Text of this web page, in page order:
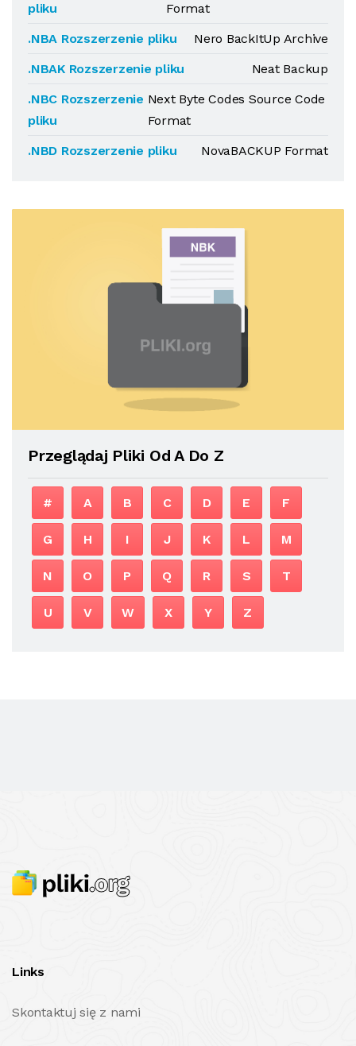
pliku
Format
.NBA Rozszerzenie pliku
Nero BackItUp Archive
.NBAK Rozszerzenie pliku
Neat Backup
.NBC Rozszerzenie
pliku
Next Byte Codes Source Code
Format
.NBD Rozszerzenie pliku
NovaBACKUP Format
Przeglądaj Pliki Od A Do Z
# A B C D E F
G H I J K L M
N O P Q R S T
U V W X Y Z
Links
Skontaktuj się z nami